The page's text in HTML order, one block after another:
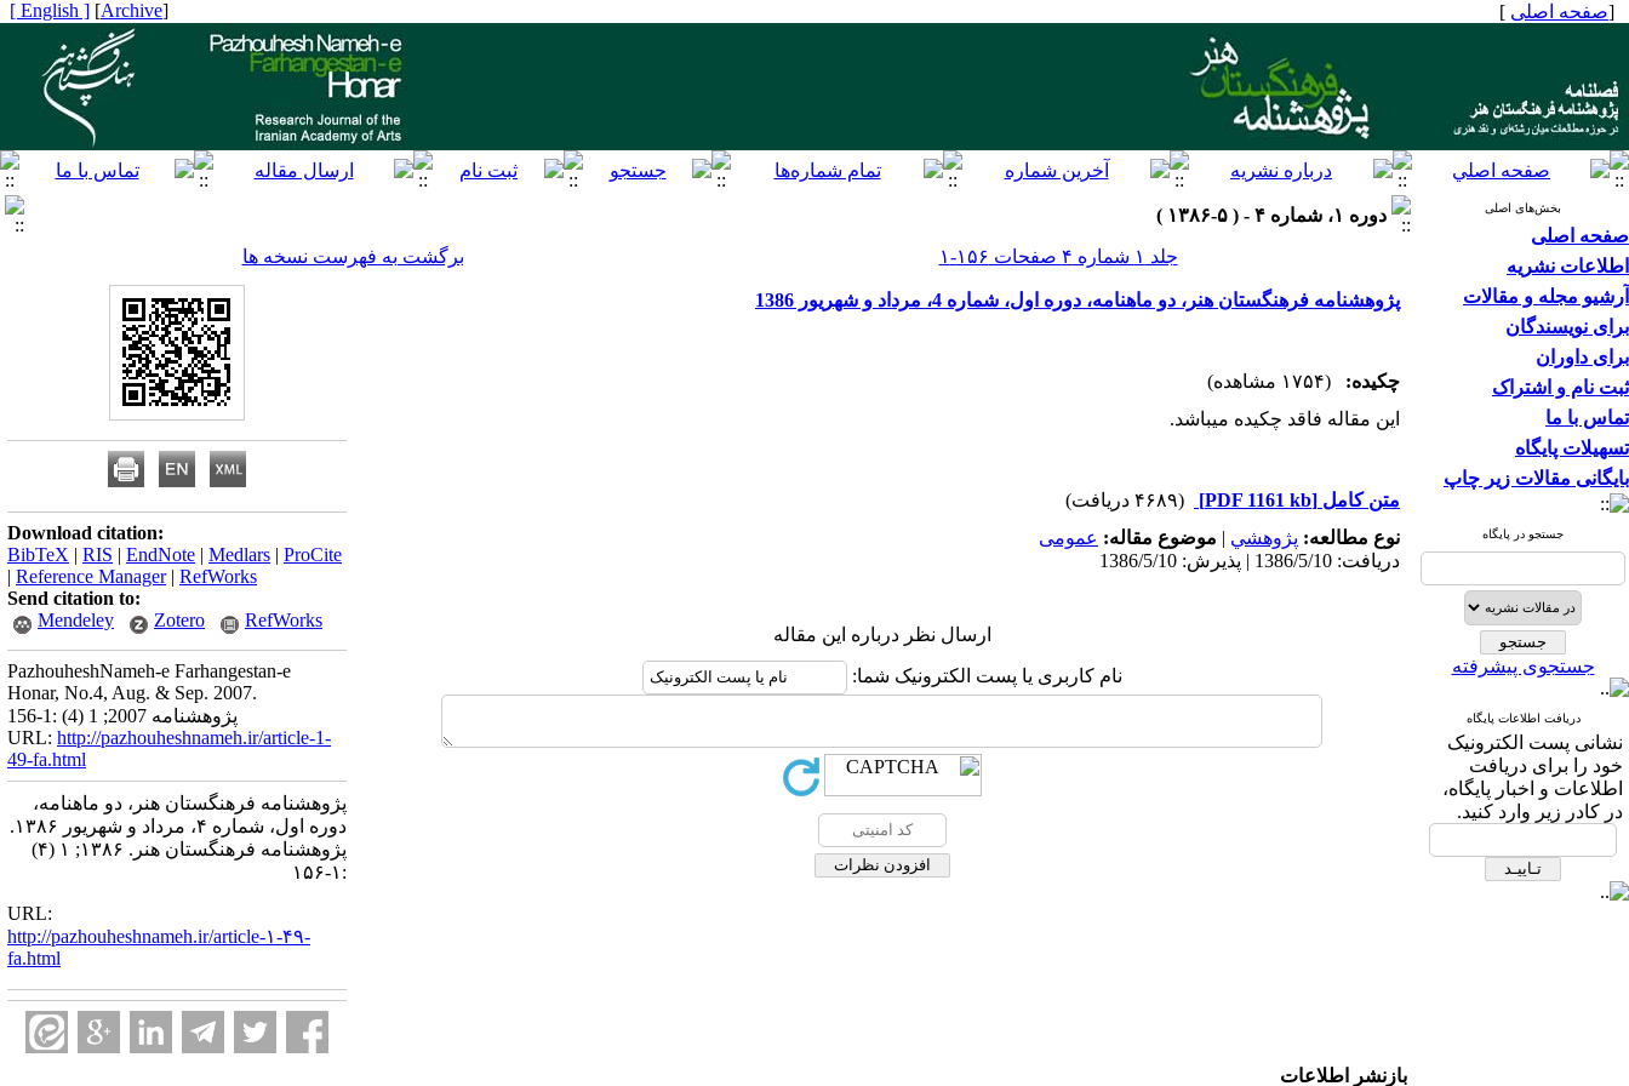
[صفحه اصلی ]
[
Archive
]
[ English ]
بخش‌های اصلی
صفحه اصلی
اطلاعات نشریه
آرشیو مجله و مقالات
برای نویسندگان
برای داوران
ثبت نام و اشتراک
تماس با ما
تسهیلات پایگاه
بایگانی مقالات زیر چاپ
جستجو در پایگاه
جستجوی پیشرفته
دریافت اطلاعات پایگاه
نشانی پست الکترونیک
خود را برای دریافت
اطلاعات و اخبار پایگاه،
در کادر زیر وارد کنید.
دوره ۱، شماره ۴ - ( ۵-۱۳۸۶ )
جلد ۱ شماره ۴ صفحات ۱۵۶-۱
برگشت به فهرست نسخه ها
پژوهشنامه فرهنگستان هنر، دو ماهنامه، دوره اول، شماره 4، مرداد و شهریور 1386
چکیده:
(۱۷۵۴ مشاهده)
این مقاله فاقد چکیده می​باشد.
متن کامل [PDF 1161 kb]
(۴۶۸۹ دریافت)
نوع مطالعه: پژوهشي | موضوع مقاله: عمومى
دریافت: 1386/5/10 | پذیرش: 1386/5/10
ارسال نظر درباره این مقاله
نام کاربری یا پست الکترونیک شما:
Download citation:
BibTeX | RIS | EndNote | Medlars | ProCite
| Reference Manager| RefWorks
Send citation to:
Mendeley
Zotero RefWorks
PazhouheshNameh-e Farhangestan-e
Honar, No.4, Aug. & Sep. 2007.
پژوهشنامه 2007; 1 (4) :1-156
URL: http://pazhouheshnameh.ir/article-1-
49-fa.html
پژوهشنامه فرهنگستان هنر، دو ماهنامه،
دوره اول، شماره ۴، مرداد و شهریور ۱۳۸۶.
پژوهشنامه فرهنگستان هنر. ۱۳۸۶; ۱ (۴)
:۱-۱۵۶
URL:
http://pazhouheshnameh.ir/article-۱-۴۹-
fa.html
بازنشر اطلاعات